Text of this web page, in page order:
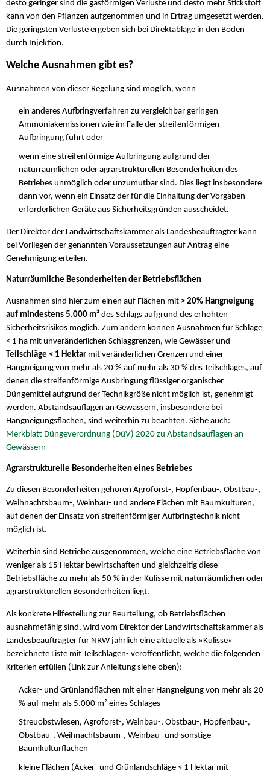
desto geringer sind die gasförmigen Verluste und desto mehr Stickstoff
kann von den Pflanzen aufgenommen und in Ertrag umgesetzt werden.
Die geringsten Verluste ergeben sich bei Direktablage in den Boden
durch Injektion.
Welche Ausnahmen gibt es?
Ausnahmen von dieser Regelung sind möglich, wenn
ein anderes Aufbringverfahren zu vergleichbar geringen
Ammoniakemissionen wie im Falle der streifenförmigen
Aufbringung führt oder
wenn eine streifenförmige Aufbringung aufgrund der
naturräumlichen oder agrarstrukturellen Besonderheiten des
Betriebes unmöglich oder unzumutbar sind. Dies liegt insbesondere
dann vor, wenn ein Einsatz der für die Einhaltung der Vorgaben
erforderlichen Geräte aus Sicherheitsgründen ausscheidet.
Der Direktor der Landwirtschaftskammer als Landesbeauftragter kann
bei Vorliegen der genannten Voraussetzungen auf Antrag eine
Genehmigung erteilen.
Naturräumliche Besonderheiten der Betriebsflächen
Ausnahmen sind hier zum einen auf Flächen mit > 20% Hangneigung
auf mindestens 5.000 m² des Schlags aufgrund des erhöhten
Sicherheitsrisikos möglich. Zum andern können Ausnahmen für Schläge
< 1 ha mit unveränderlichen Schlaggrenzen, wie Gewässer und
Teilschläge < 1 Hektar mit veränderlichen Grenzen und einer
Hangneigung von mehr als 20 % auf mehr als 30 % des Teilschlages, auf
denen die streifenförmige Ausbringung flüssiger organischer
Düngemittel aufgrund der Technikgröße nicht möglich ist, genehmigt
werden. Abstandsauflagen an Gewässern, insbesondere bei
Hangneigungsflächen, sind weiterhin zu beachten. Siehe auch:
Merkblatt Düngeverordnung (DüV) 2020 zu Abstandsauflagen an
Gewässern
Agrarstrukturelle Besonderheiten eines Betriebes
Zu diesen Besonderheiten gehören Agroforst-, Hopfenbau-, Obstbau-,
Weihnachtsbaum-, Weinbau- und andere Flächen mit Baumkulturen,
auf denen der Einsatz von streifenförmiger Aufbringtechnik nicht
möglich ist.
Weiterhin sind Betriebe ausgenommen, welche eine Betriebsfläche von
weniger als 15 Hektar bewirtschaften und gleichzeitig diese
Betriebsfläche zu mehr als 50 % in der Kulisse mit naturräumlichen oder
agrarstrukturellen Besonderheiten liegt.
Als konkrete Hilfestellung zur Beurteilung, ob Betriebsflächen
ausnahmefähig sind, wird vom Direktor der Landwirtschaftskammer als
Landesbeauftragter für NRW jährlich eine aktuelle als »Kulisse«
bezeichnete Liste mit Teilschlägen- veröffentlicht, welche die folgenden
Kriterien erfüllen (Link zur Anleitung siehe oben):
Acker- und Grünlandflächen mit einer Hangneigung von mehr als 20
% auf mehr als 5.000 m² eines Schlages
Streuobstwiesen, Agroforst-, Weinbau-, Obstbau-, Hopfenbau-,
Obstbau-, Weihnachtsbaum-, Weinbau- und sonstige
Baumkulturflächen
kleine Flächen (Acker- und Grünlandschläge < 1 Hektar mit